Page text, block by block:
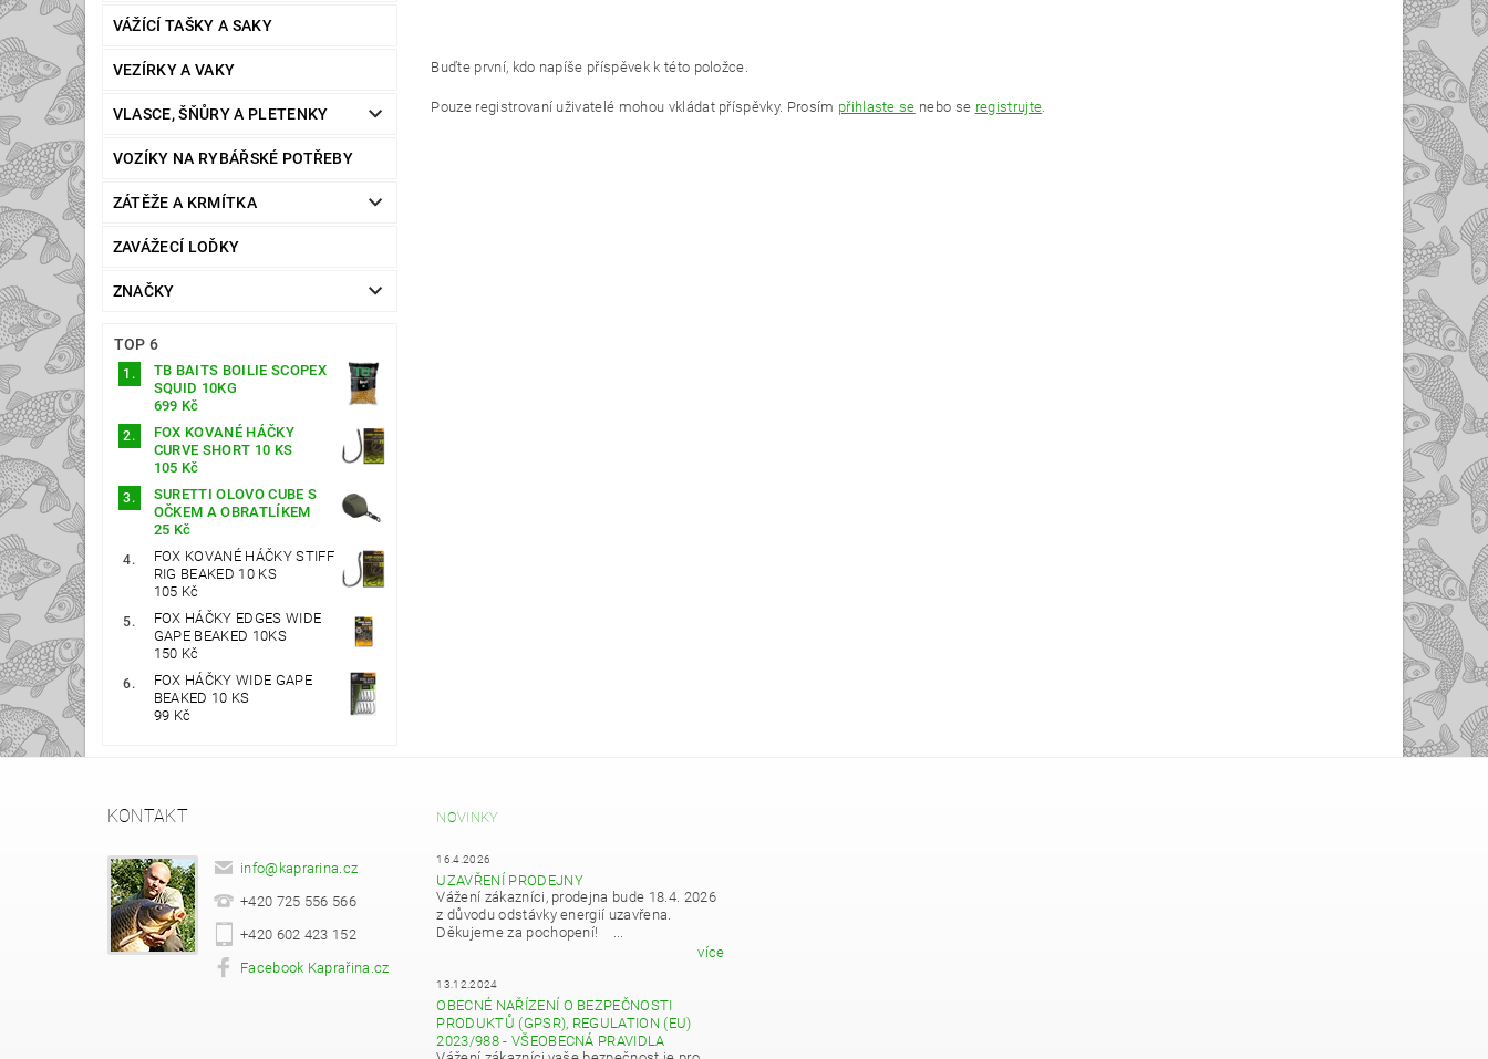
VÁŽÍCÍ TAŠKY A SAKY
VEZÍRKY A VAKY
VLASCE, ŠŇŮRY A PLETENKY
VOZÍKY NA RYBÁŘSKÉ POTŘEBY
ZÁTĚŽE A KRMÍTKA
ZAVÁŽECÍ LOĎKY
ZNAČKY
TOP 6
TB BAITS BOILIE SCOPEX
SQUID 10KG
699 Kč
FOX KOVANÉ HÁČKY
CURVE SHORT 10 KS
105 Kč
SURETTI OLOVO CUBE S
OČKEM A OBRATLÍKEM
25 Kč
FOX KOVANÉ HÁČKY STIFF
RIG BEAKED 10 KS
105 Kč
FOX HÁČKY EDGES WIDE
GAPE BEAKED 10KS
150 Kč
FOX HÁČKY WIDE GAPE
BEAKED 10 KS
99 Kč
Buďte první, kdo napíše příspěvek k této položce.
Pouze registrovaní uživatelé mohou vkládat příspěvky. Prosím přihlaste se nebo se registrujte
KONTAKT
info@kaprarina.cz
+420 725 556 566
+420 602 423 152
Facebook Kaprařina.cz
NOVINKY
16.4.2026
UZAVŘENÍ PRODEJNY
Vážení zákazníci, prodejna bude 18.4. 2026
z důvodu odstávky energií uzavřena.
Děkujeme za pochopení! ...
více
13.12.2024
OBECNÉ NAŘÍZENÍ O BEZPEČNOSTI
PRODUKTŮ (GPSR), REGULATION (EU)
2023/988 - VŠEOBECNÁ PRAVIDLA